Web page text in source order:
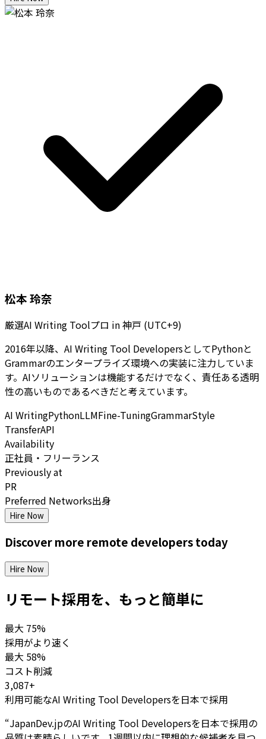
松本 玲奈
厳選AI Writing Toolプロ in神戸 (UTC+9)
2016年以降、AI Writing Tool DevelopersとしてPythonと
Grammarのエンタープライズ環境への実装に注力していま
す。AIソリューションは機能するだけでなく、責任ある透明
性の高いものであるべきだと考えています。
AI WritingPythonLLMFine-TuningGrammarStyle
TransferAPI
Availability
正社員・フリーランス
Previously at
PR
Preferred Networks出身
Hire Now
Discover more remote developerstoday
Hire Now
リモート採用を、もっと簡単に
最大 75%
採用がより速く
最大 58%
コスト削減
3,087+
利用可能なAI Writing Tool Developersを日本で採用
“JapanDev.jpのAI Writing Tool Developersを日本で採用の